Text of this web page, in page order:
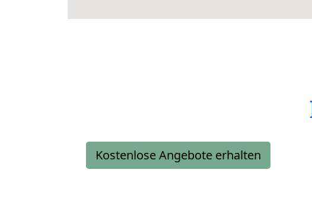
Kostenlose Angebote erhalten